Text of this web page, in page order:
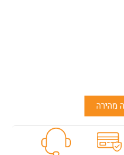
מהירה